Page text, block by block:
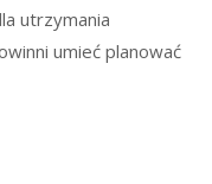
utrzymania
umieć planować